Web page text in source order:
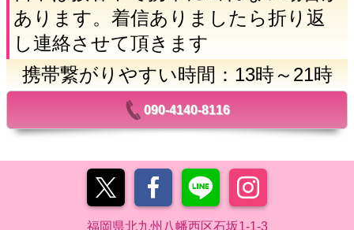
あります。着信ありましたら折り返
し連絡させて頂きます
携帯繋がりやすい時間：13時～21時
090-4140-8116
福岡県北九州八幡西区石坂1-1-3